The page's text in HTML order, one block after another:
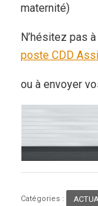
maternité)
N’hésitez pas
poste CDD
ou à envoyer
Catégories :